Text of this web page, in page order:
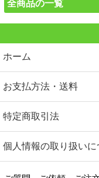
全商品の一覧
ホーム
お支払方法・送料
特定商取引法
個人情報の取り扱いに